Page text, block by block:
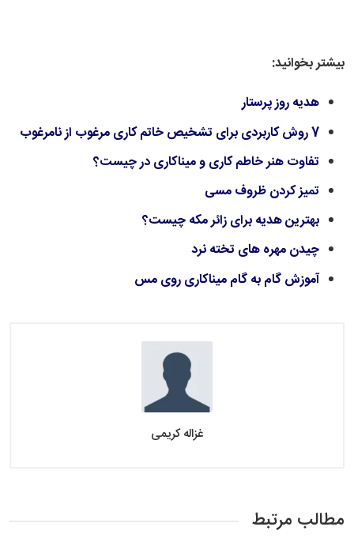
بیشتر بخوانید:
هدیه روز پرستار
7 روش کاربردی برای تشخیص خاتم کاری مرغوب از نامرغوب
تفاوت هنر خاطم کاری و میناکاری در چیست؟
تمیز کردن ظروف مسی
​​​​​​​بهترین هدیه برای زائر مکه چیست؟
​​​​​​​چیدن مهره های تخته نرد
​​​​​​​آموزش گام به گام میناکاری روی مس
غزاله کریمی
مطالب مرتبط